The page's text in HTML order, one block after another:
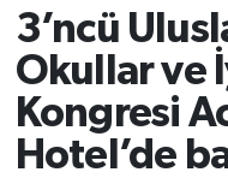
3’ncü
Okullar ve
Kongresi
Hotel’de